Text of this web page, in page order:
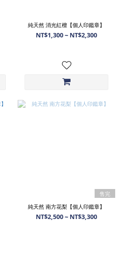
純天然 消光紅檀【個人印鑑章】
NT$1,300 ~ NT$2,300
售完
純天然 南方花梨【個人印鑑章】
NT$2,500 ~ NT$3,300